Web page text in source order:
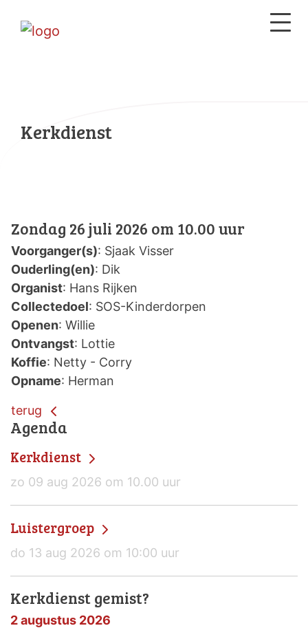
Kerkdienst
Zondag 26 juli 2026 om 10.00 uur
Voorganger(s): Sjaak Visser
Ouderling(en): Dik
Organist: Hans Rijken
Collectedoel: SOS-Kinderdorpen
Openen: Willie
Ontvangst: Lottie
Koffie: Netty - Corry
Opname: Herman
terug
Agenda
Kerkdienst
zo 09 aug 2026 om 10.00 uur
Luistergroep
do 13 aug 2026 om 10:00 uur
Kerkdienst gemist?
2 augustus 2026